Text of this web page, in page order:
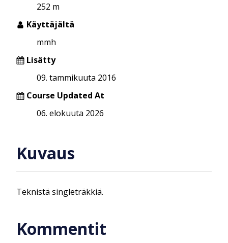
252 m
Käyttäjältä
mmh
Lisätty
09. tammikuuta 2016
Course Updated At
06. elokuuta 2026
Kuvaus
Teknistä singleträkkiä.
Kommentit